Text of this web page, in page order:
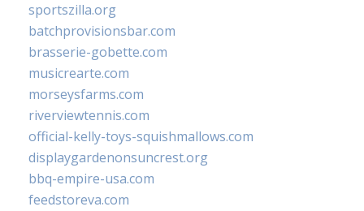
sportszilla.org
batchprovisionsbar.com
brasserie-gobette.com
musicrearte.com
morseysfarms.com
riverviewtennis.com
official-kelly-toys-squishmallows.com
displaygardenonsuncrest.org
bbq-empire-usa.com
feedstoreva.com